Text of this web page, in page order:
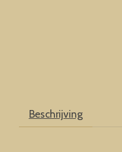
Beschrijving